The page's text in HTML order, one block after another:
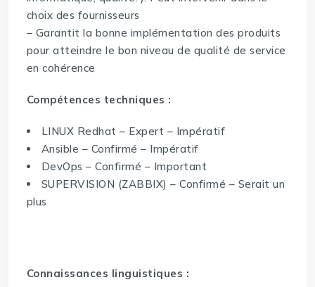
choix des fournisseurs
– Garantit la bonne implémentation des produits
pour atteindre le bon niveau de qualité de service
en cohérence
Compétences techniques :
LINUX Redhat – Expert – Impératif
Ansible – Confirmé – Impératif
DevOps – Confirmé – Important
SUPERVISION (ZABBIX) – Confirmé – Serait un
plus
Connaissances linguistiques :